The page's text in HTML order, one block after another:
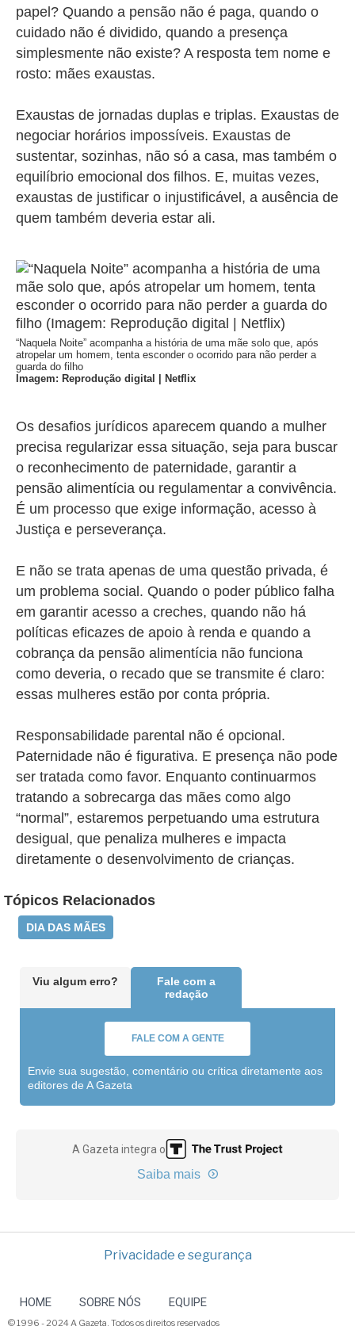
papel? Quando a pensão não é paga, quando o
cuidado não é dividido, quando a presença
simplesmente não existe? A resposta tem nome e
rosto: mães exaustas.
Exaustas de jornadas duplas e triplas. Exaustas de
negociar horários impossíveis. Exaustas de
sustentar, sozinhas, não só a casa, mas também o
equilíbrio emocional dos filhos. E, muitas vezes,
exaustas de justificar o injustificável, a ausência de
quem também deveria estar ali.
“Naquela Noite” acompanha a história de uma mãe solo que, após
atropelar um homem, tenta esconder o ocorrido para não perder a
guarda do filho
Imagem: Reprodução digital | Netflix
Os desafios jurídicos aparecem quando a mulher
precisa regularizar essa situação, seja para buscar
o reconhecimento de paternidade, garantir a
pensão alimentícia ou regulamentar a convivência.
É um processo que exige informação, acesso à
Justiça e perseverança.
E não se trata apenas de uma questão privada, é
um problema social. Quando o poder público falha
em garantir acesso a creches, quando não há
políticas eficazes de apoio à renda e quando a
cobrança da pensão alimentícia não funciona
como deveria, o recado que se transmite é claro:
essas mulheres estão por conta própria.
Responsabilidade parental não é opcional.
Paternidade não é figurativa. E presença não pode
ser tratada como favor. Enquanto continuarmos
tratando a sobrecarga das mães como algo
“normal”, estaremos perpetuando uma estrutura
desigual, que penaliza mulheres e impacta
diretamente o desenvolvimento de crianças.
Tópicos Relacionados
DIA DAS MÃES
Viu algum erro?
Fale com a
redação
FALE COM A GENTE
Envie sua sugestão, comentário ou crítica diretamente aos
editores de A Gazeta
A Gazeta integra o
Saiba mais
Privacidade e segurança
HOME SOBRE NÓS EQUIPE
© 1996 - 2024 A Gazeta. Todos os direitos reservados